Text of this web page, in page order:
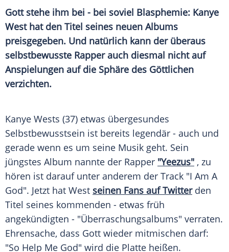
Gott stehe ihm bei - bei soviel Blasphemie: Kanye
West hat den Titel seines neuen Albums
preisgegeben. Und natürlich kann der überaus
selbstbewusste Rapper auch diesmal nicht auf
Anspielungen auf die Sphäre des Göttlichen
verzichten.
Kanye Wests (37) etwas übergesundes
Selbstbewusstsein ist bereits legendär - auch und
gerade wenn es um seine Musik geht. Sein
jüngstes Album nannte der Rapper "Yeezus" , zu
hören ist darauf unter anderem der Track "I Am A
God". Jetzt hat West seinen Fans auf Twitterden
Titel seines kommenden - etwas früh
angekündigten - "Überraschungsalbums" verraten.
Ehrensache, dass Gott wieder mitmischen darf:
"So Help Me God" wird die Platte heißen.